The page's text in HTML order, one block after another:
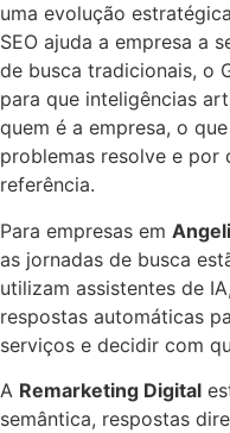
uma evolução
SEO ajuda a empresa a
de busca tradicionais, o
para que inteligências
quem é a empresa, o
problemas resolve e por
referência.
Para empresas em
as jornadas de busca
utilizam assistentes de
respostas automáticas
serviços e decidir com
A Remarketing Digital
semântica, respostas